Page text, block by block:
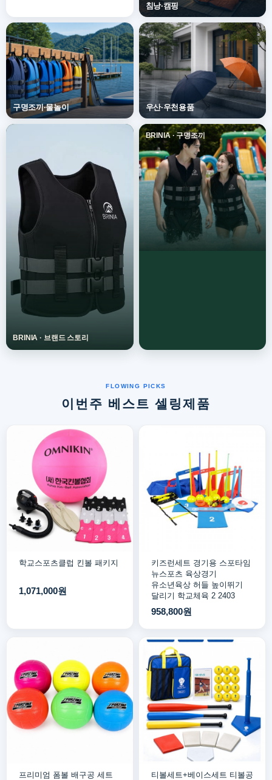
이번주 베스트 셀링제품
학교스포츠클럽 킨볼 패키지
1,071,000원
키즈런세트 경기용 스포타임
뉴스포츠 육상경기
유소년육상 허들 높이뛰기
달리기 학교체육 2 2403
958,800원
프리미엄 폼볼 배구공 세트
티볼세트+베이스세트 티볼공